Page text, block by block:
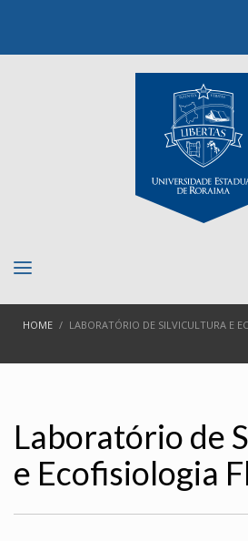
HOME LABORATÓRIO DE SILVICULTURA E
Laboratório de
e Ecofisiologia